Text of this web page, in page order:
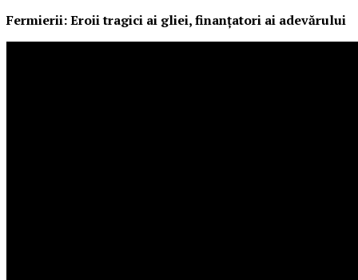
Fermierii: Eroii tragici ai gliei, finanțatori ai adevărului